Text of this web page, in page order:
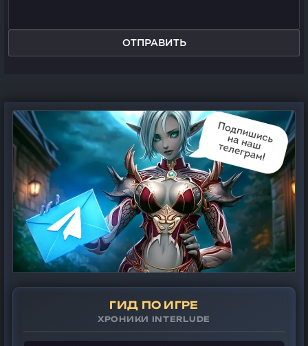
ОТПРАВИТЬ
ГИД ПО ИГРЕ
ХРОНИКИ INTERLUDE